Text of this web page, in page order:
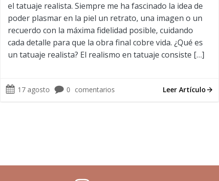
el tatuaje realista. Siempre me ha fascinado la idea de
poder plasmar en la piel un retrato, una imagen o un
recuerdo con la máxima fidelidad posible, cuidando
cada detalle para que la obra final cobre vida. ¿Qué es
un tatuaje realista? El realismo en tatuaje consiste […]
17 agosto 0 comentarios Leer Artículo